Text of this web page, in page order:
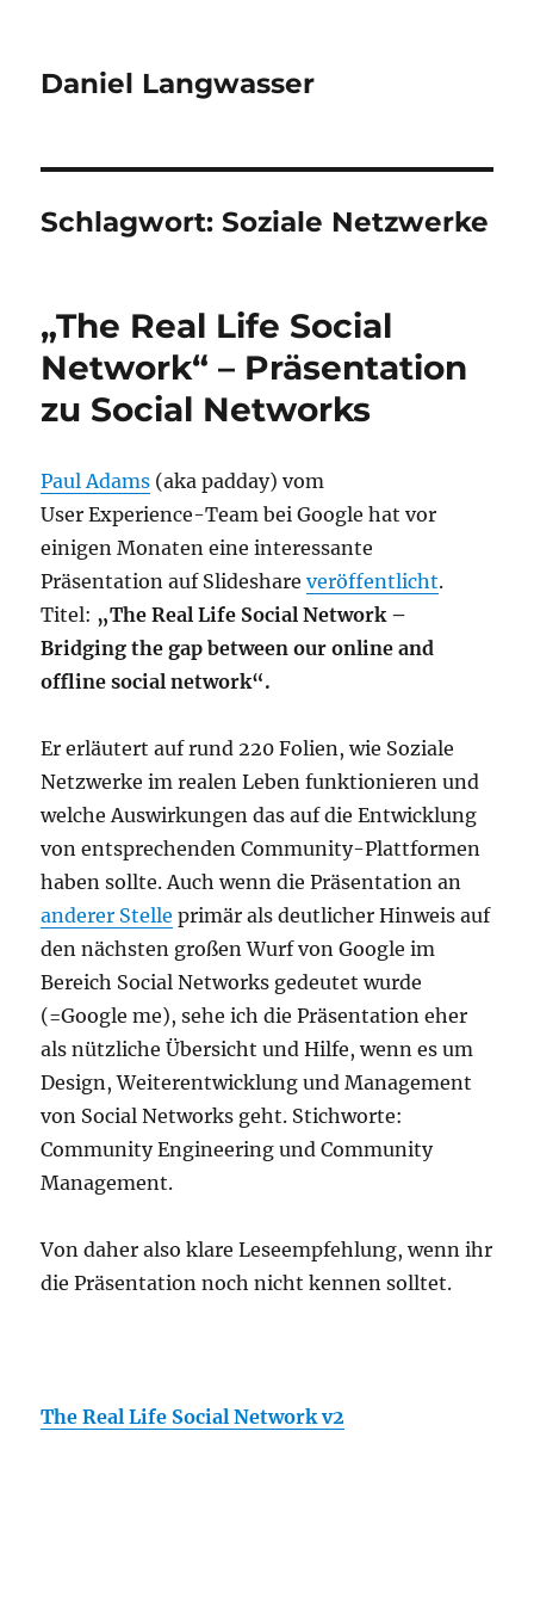
Daniel Langwasser
Schlagwort:Soziale Netzwerke
„The Real Life Social
Network“ – Präsentation
zu Social Networks
Paul Adams (aka padday) vom
User Experience-Team bei Google hat vor
einigen Monaten eine interessante
Präsentation auf Slideshareveröffentlicht.
Titel: „The Real Life Social Network –
Bridging the gap between our online and
offline social network“.
Er erläutert auf rund 220 Folien, wie Soziale
Netzwerke im realen Leben funktionieren und
welche Auswirkungen das auf die Entwicklung
von entsprechenden Community-Plattformen
haben sollte. Auch wenn die Präsentation an
anderer Stelle primär als deutlicher Hinweis auf
den nächsten großen Wurf von Google im
Bereich Social Networks gedeutet wurde
(=Google me), sehe ich die Präsentation eher
als nützliche Übersicht und Hilfe, wenn es um
Design, Weiterentwicklung und Management
von Social Networks geht. Stichworte:
Community Engineering und Community
Management.
Von daher also klare Leseempfehlung, wenn ihr
die Präsentation noch nicht kennen solltet.
The Real Life Social Network v2